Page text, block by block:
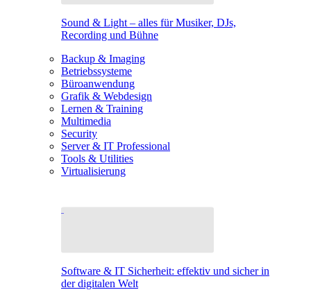
Sound & Light – alles für Musiker, DJs,
Recording und Bühne
Backup & Imaging
Betriebssysteme
Büroanwendung
Grafik & Webdesign
Lernen & Training
Multimedia
Security
Server & IT Professional
Tools & Utilities
Virtualisierung
Software & IT Sicherheit: effektiv und sicher in
der digitalen Welt